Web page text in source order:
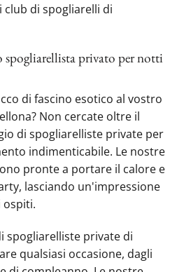
di spogliarelli di
spogliarellista privato per notti
di fascino esotico al vostro
Non cercate oltre il
di spogliarelliste private per
indimenticabile. Le nostre
pronte a portare il calore e
lasciando un'impressione
spogliarelliste private di
qualsiasi occasione, dagli